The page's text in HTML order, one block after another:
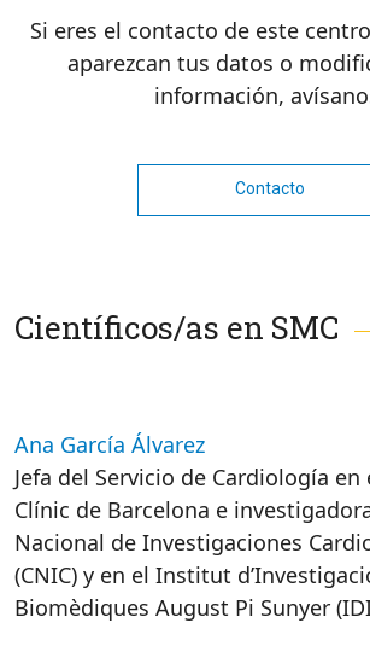
Si eres el contacto de este
aparezcan tus datos o
información,
Contacto
Científicos/as en SMC
Ana García Álvarez
Jefa del Servicio de Cardiología
Clínic de Barcelona e
Nacional de Investigaciones
(CNIC) y en el Institut
Biomèdiques August Pi Sunyer